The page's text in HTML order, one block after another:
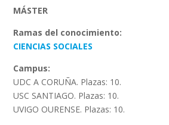
MÁSTER
Ramas del conocimiento:
CIENCIAS SOCIALES
Campus:
UDC A CORUÑA. Plazas: 10.
USC SANTIAGO. Plazas: 10.
UVIGO OURENSE. Plazas: 10.